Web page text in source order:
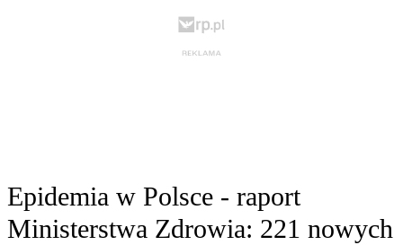
Epidemia w Polsce - raport
Ministerstwa Zdrowia: 221 nowych